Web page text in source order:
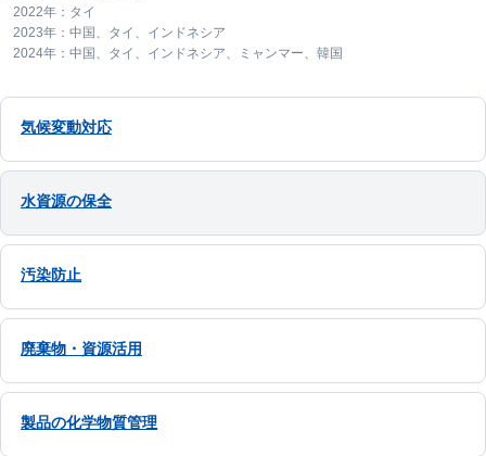
2022年：タイ
2023年：中国、タイ、インドネシア
2024年：中国、タイ、インドネシア、ミャンマー、韓国
気候変動対応
水資源の保全
汚染防止
廃棄物・資源活用
製品の化学物質管理